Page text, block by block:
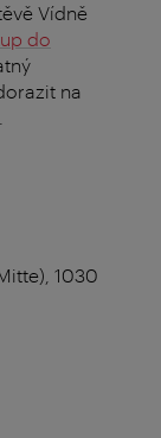
Vídně
do
na
1030